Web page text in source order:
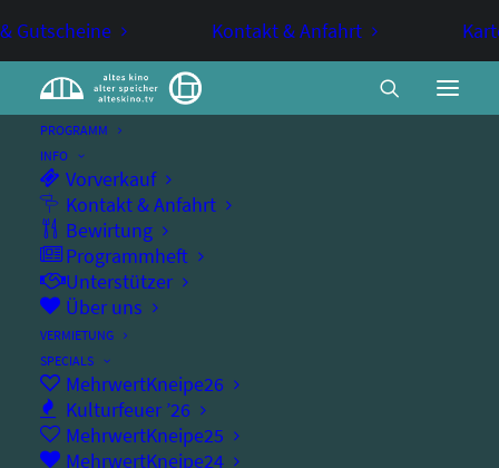
Gutscheine Kontakt & Anfahrt
PROGRAMM
INFO
Vorverkauf
Kontakt & Anfahrt
Bewirtung
Programmheft
Unterstützer
Über uns
VERMIETUNG
SPECIALS
MehrwertKneipe26
Kulturfeuer ’26
MehrwertKneipe25
MehrwertKneipe24
Mehrwert Kneipe: Kneipen Quiz
// Eintritt frei
PUB QUIZ
das alte kino Kneipen Quiz